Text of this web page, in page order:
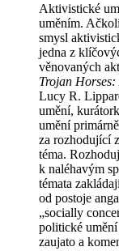
Aktivistické
uměním.
smysl
jedna z
věnovaných
Trojan
Lucy R.
umění,
umění
za rozhodující
téma.
k naléhavým
témata
od postoje
„socially
politické
zaujato a